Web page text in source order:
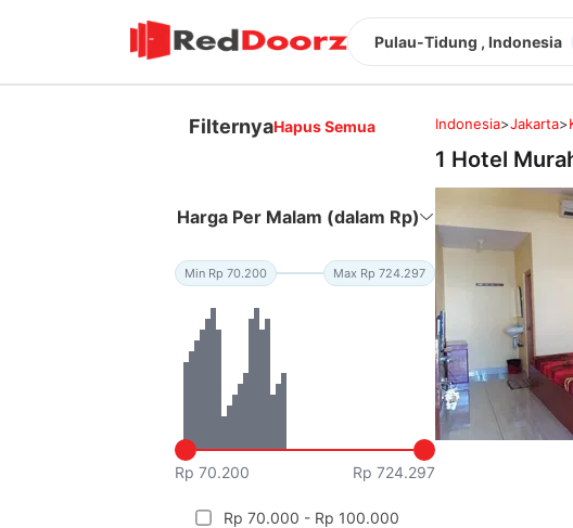
Pulau-Tidung , Indonesia
FilternyaHapus Semua
Harga Per Malam (dalam Rp)
Min Rp 70.200 Max Rp 724.297
Rp 70.200 Rp 724.297
Rp 70.000 - Rp 100.000
Indonesia>Jakarta>
1 Hotel